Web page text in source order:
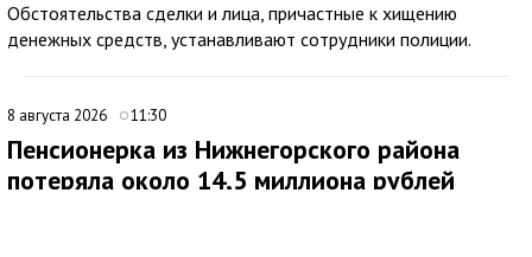
Обстоятельства сделки и лица, причастные к хищению
денежных средств, устанавливают сотрудники полиции.
8 августа 2026 11:30
Пенсионерка из Нижнегорского района
потеряла около 14,5 миллиона рублей